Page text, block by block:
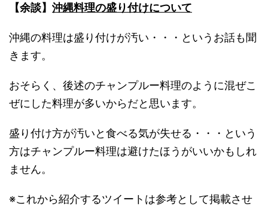
【余談】 沖縄料理の盛り付けについて
沖縄の料理は盛り付けが汚い・・・というお話も聞
きます。
おそらく、後述のチャンプルー料理のように混ぜこ
ぜにした料理が多いからだと思います。
盛り付け方が汚いと食べる気が失せる・・・という
方はチャンプルー料理は避けたほうがいいかもしれ
ません。
※これから紹介するツイートは参考として掲載させ